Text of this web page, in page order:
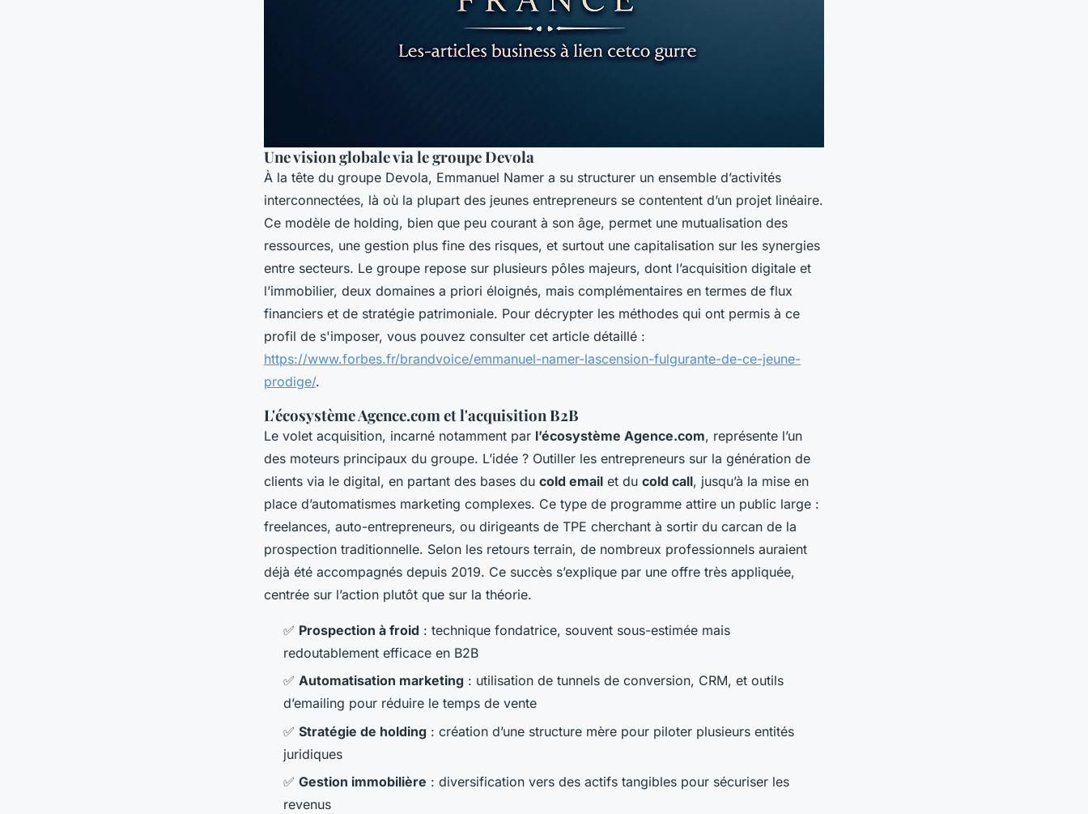
Une vision globale via le groupe Devola
À la tête du groupe Devola, Emmanuel Namer a su structurer un ensemble d’activités
interconnectées, là où la plupart des jeunes entrepreneurs se contentent d’un projet linéaire.
Ce modèle de holding, bien que peu courant à son âge, permet une mutualisation des
ressources, une gestion plus fine des risques, et surtout une capitalisation sur les synergies
entre secteurs. Le groupe repose sur plusieurs pôles majeurs, dont l’acquisition digitale et
l’immobilier, deux domaines a priori éloignés, mais complémentaires en termes de flux
financiers et de stratégie patrimoniale. Pour décrypter les méthodes qui ont permis à ce
profil de s'imposer, vous pouvez consulter cet article détaillé :
https://www.forbes.fr/brandvoice/emmanuel-namer-lascension-fulgurante-de-ce-jeune-
prodige/.
L'écosystème Agence.com et l'acquisition B2B
Le volet acquisition, incarné notamment par l’écosystème Agence.com, représente l’un
des moteurs principaux du groupe. L’idée ? Outiller les entrepreneurs sur la génération de
clients via le digital, en partant des bases du cold email et du cold call, jusqu’à la mise en
place d’automatismes marketing complexes. Ce type de programme attire un public large :
freelances, auto-entrepreneurs, ou dirigeants de TPE cherchant à sortir du carcan de la
prospection traditionnelle. Selon les retours terrain, de nombreux professionnels auraient
déjà été accompagnés depuis 2019. Ce succès s’explique par une offre très appliquée,
centrée sur l’action plutôt que sur la théorie.
✅ Prospection à froid : technique fondatrice, souvent sous-estimée mais
redoutablement efficace en B2B
✅ Automatisation marketing : utilisation de tunnels de conversion, CRM, et outils
d’emailing pour réduire le temps de vente
✅ Stratégie de holding : création d’une structure mère pour piloter plusieurs entités
juridiques
✅ Gestion immobilière : diversification vers des actifs tangibles pour sécuriser les
revenus